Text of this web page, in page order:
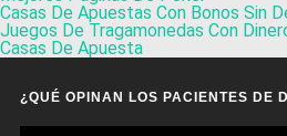
Casas De Apuestas Con Bonos Sin
Juegos De Tragamonedas Con
Casas De Apuesta
¿QUÉ OPINAN LOS PACIENTES DE